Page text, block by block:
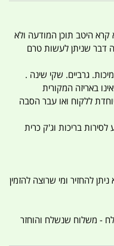
קרא היטב תוכן המודעה ולא
דבר שניתן לעשות טרם
גרביים. שקי שינה .
באריזה המקורית
ללקוח ואו עבר הסבה
לסירות בריכות וג'ק כרית
להחזיר ומי שרוצה להזמין
- משלוח שנשלח והוחזר